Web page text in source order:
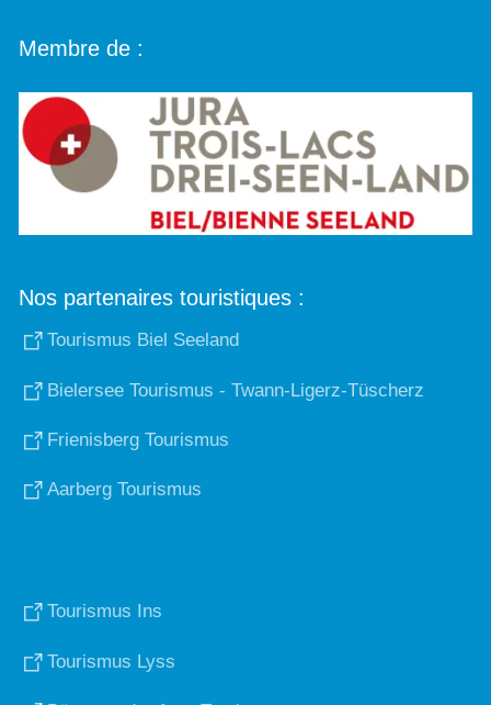
Membre de :
Nos partenaires touristiques :
Tourismus Biel Seeland
Bielersee Tourismus - Twann-Ligerz-Tüscherz
Frienisberg Tourismus
Aarberg Tourismus
Tourismus Ins
Tourismus Lyss